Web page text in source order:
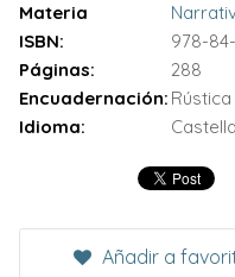
Materia
ISBN:
978-
Páginas:
288
Encuadernación: Rústica
Idioma:
Añadir a